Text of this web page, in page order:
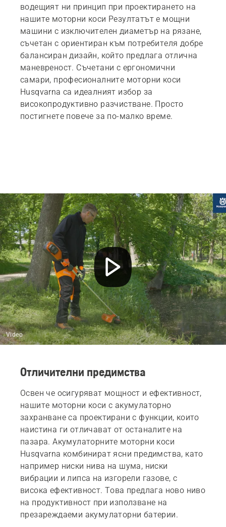
водещият ни принцип при проектирането на
нашите моторни коси Резултатът е мощни
машини с изключителен диаметър на рязане,
съчетан с ориентиран към потребителя добре
балансиран дизайн, който предлага отлична
маневреност. Съчетани с ергономични
самари, професионалните моторни коси
Husqvarna са идеалният избор за
високопродуктивно разчистване. Просто
постигнете повече за по-малко време.
Video
Отличителни предимства
Освен че осигуряват мощност и ефективност,
нашите моторни коси с акумулаторно
захранване са проектирани с функции, които
наистина ги отличават от останалите на
пазара. Акумулаторните моторни коси
Husqvarna комбинират ясни предимства, като
например ниски нива на шума, ниски
вибрации и липса на изгорели газове, с
висока ефективност. Това предлага ново ниво
на продуктивност при използване на
презареждаеми акумулаторни батерии.